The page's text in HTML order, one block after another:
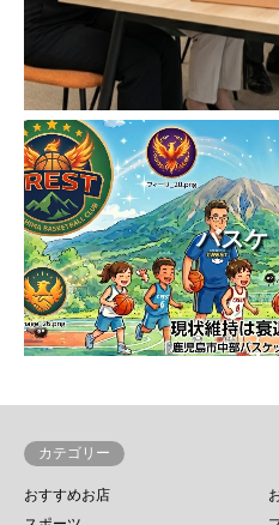
バス
カテゴリー
おすすめお店